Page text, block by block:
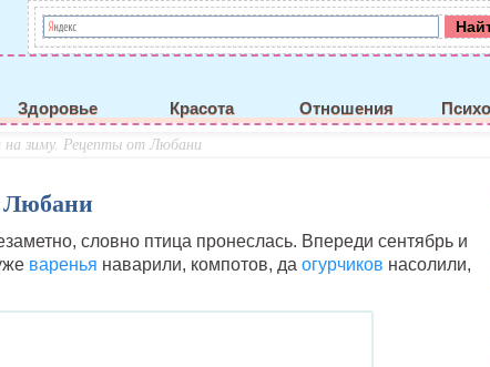
Здоровье Красота Отношения
на зиму. Рецепты от Любани
Любани
словно птица пронеслась. Впереди сентябрь и
варенья наварили, компотов, да огурчиков насолили,